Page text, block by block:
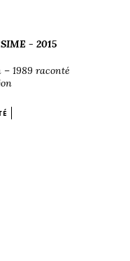
- 2015
1989 raconté